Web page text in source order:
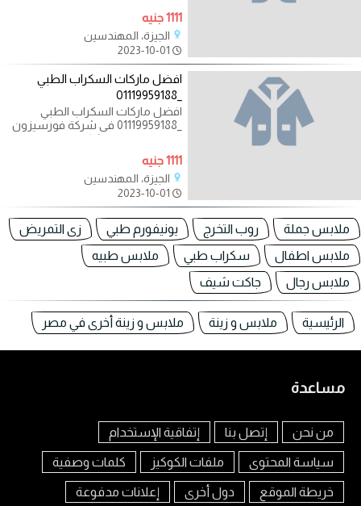
نستخدم
1111 جنيه
الجيزة، المهندسين
افضل ماركات السكراب الطبي
افضل ماركات السكراب الطبي
_01119959188 فى شركة فورسيزون
لليونيفورم لدينا تشكيلة جديدة من
احدث موديلات
1111 جنيه
الجيزة، المهندسين
ملابس جملة روب التخرج يونيفورم طبي
زى التمريض
ملابس اطفال
سكراب طبي
ملابس طبيه
ملابس رجال
جاكت شيف
الرئيسية ملابس و زينة ملابس و زينة أخرى في مصر
مساعدة
من نحن إتصل بنا إتفاقية الإستخدام
سياسة المحتوى ملفات الكوكيز كلمات وصفية
خريطة الموقع دول أخرى إعلانات مدفوعة